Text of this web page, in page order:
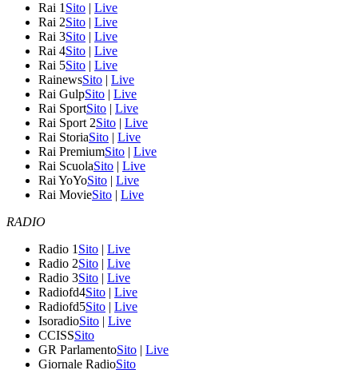
Rai 1 Sito | Live
Rai 2Sito | Live
Rai 3Sito | Live
Rai 4Sito | Live
Rai 5Sito | Live
RainewsSito | Live
Rai GulpSito | Live
Rai SportSito | Live
Rai Sport 2Sito | Live
Rai StoriaSito | Live
Rai PremiumSito | Live
Rai ScuolaSito | Live
Rai YoYoSito | Live
Rai MovieSito | Live
RADIO
Radio 1 Sito | Live
Radio 2Sito | Live
Radio 3Sito | Live
Radiofd4Sito | Live
Radiofd5Sito | Live
IsoradioSito | Live
CCISSSito
GR ParlamentoSito | Live
Giornale RadioSito